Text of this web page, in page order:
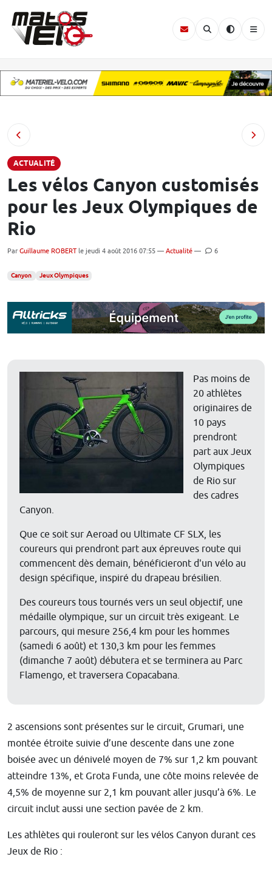
ACTUALITÉ
Les vélos Canyon customisés
pour les Jeux Olympiques de
Rio
Par Guillaume ROBERT le jeudi 4 août 2016 07:55 — Actualité — 6
Canyon Jeux Olympiques
Pas moins de
20 athlètes
originaires de
10 pays
prendront
part aux Jeux
Olympiques
de Rio sur
des cadres
Canyon.
Que ce soit sur Aeroad ou Ultimate CF SLX, les
coureurs qui prendront part aux épreuves route qui
commencent dès demain, bénéficieront d'un vélo au
design spécifique, inspiré du drapeau brésilien.
Des coureurs tous tournés vers un seul objectif, une
médaille olympique, sur un circuit très exigeant. Le
parcours, qui mesure 256,4 km pour les hommes
(samedi 6 août) et 130,3 km pour les femmes
(dimanche 7 août) débutera et se terminera au Parc
Flamengo, et traversera Copacabana.
2 ascensions sont présentes sur le circuit, Grumari, une
montée étroite suivie d’une descente dans une zone
boisée avec un dénivelé moyen de 7% sur 1,2 km pouvant
atteindre 13%, et Grota Funda, une côte moins relevée de
4,5% de moyenne sur 2,1 km pouvant aller jusqu’à 6%. Le
circuit inclut aussi une section pavée de 2 km.
Les athlètes qui rouleront sur les vélos Canyon durant ces
Jeux de Rio :